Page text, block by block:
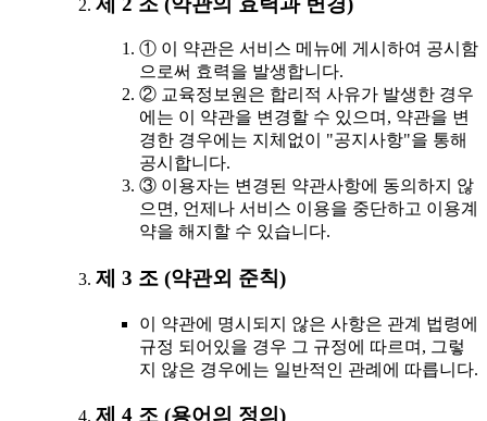
① 이 약관은 서비스 메뉴에 게시하여 공시함
으로써 효력을 발생합니다.
② 교육정보원은 합리적 사유가 발생한 경우
에는 이 약관을 변경할 수 있으며, 약관을 변
경한 경우에는 지체없이 "공지사항"을 통해
공시합니다.
③ 이용자는 변경된 약관사항에 동의하지 않
으면, 언제나 서비스 이용을 중단하고 이용계
약을 해지할 수 있습니다.
제 3 조 (약관외 준칙)
이 약관에 명시되지 않은 사항은 관계 법령에
규정 되어있을 경우 그 규정에 따르며, 그렇
지 않은 경우에는 일반적인 관례에 따릅니다.
제 4 조 (용어의 정의)